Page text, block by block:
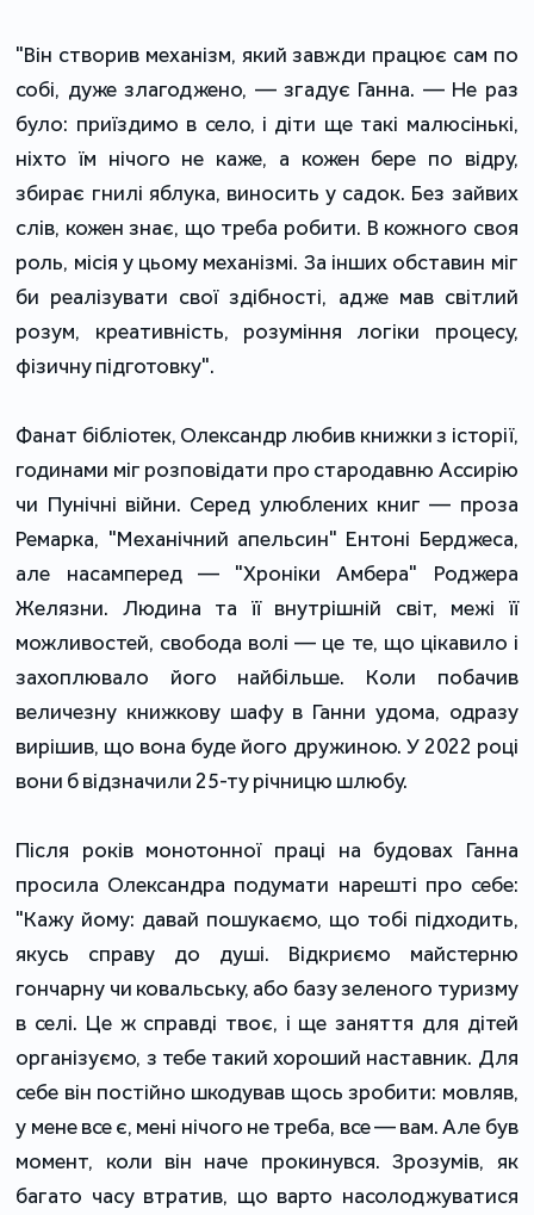
"Він створив механізм, який завжди працює сам по
собі, дуже злагоджено, — згадує Ганна. — Не раз
було: приїздимо в село, і діти ще такі малюсінькі,
ніхто їм нічого не каже, а кожен бере по відру,
збирає гнилі яблука, виносить у садок. Без зайвих
слів, кожен знає, що треба робити. В кожного своя
роль, місія у цьому механізмі. За інших обставин міг
би реалізувати свої здібності, адже мав світлий
розум, креативність, розуміння логіки процесу,
фізичну підготовку".
Фанат бібліотек, Олександр любив книжки з історії,
годинами міг розповідати про стародавню Ассирію
чи Пунічні війни. Серед улюблених книг — проза
Ремарка, "Механічний апельсин" Ентоні Берджеса,
але насамперед — "Хроніки Амбера" Роджера
Желязни. Людина та її внутрішній світ, межі її
можливостей, свобода волі — це те, що цікавило і
захоплювало його найбільше. Коли побачив
величезну книжкову шафу в Ганни удома, одразу
вирішив, що вона буде його дружиною. У 2022 році
вони б відзначили 25-ту річницю шлюбу.
Після років монотонної праці на будовах Ганна
просила Олександра подумати нарешті про себе:
"Кажу йому: давай пошукаємо, що тобі підходить,
якусь справу до душі. Відкриємо майстерню
гончарну чи ковальську, або базу зеленого туризму
в селі. Це ж справді твоє, і ще заняття для дітей
організуємо, з тебе такий хороший наставник. Для
себе він постійно шкодував щось зробити: мовляв,
у мене все є, мені нічого не треба, все — вам. Але був
момент, коли він наче прокинувся. Зрозумів, як
багато часу втратив, що варто насолоджуватися